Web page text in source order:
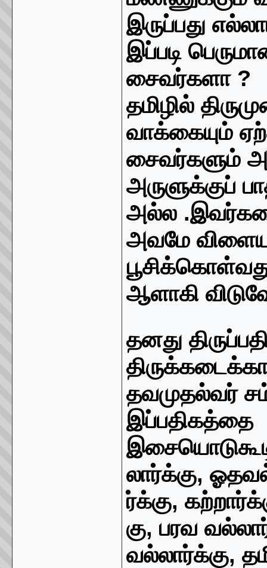
இருப்பது
இப்படி
சைவர்களா ?
தமிழில்
வாக்கையும்
சைவர்களும்
அருளுக்குப்
அல்ல .
அவமே
ஆளாகி
தனது
தவமுதல்வர்
இப்பதிகத்தை
லார்க்கு,
ர்க்கு,
கு, பரவ
வல்லார்க்கு,